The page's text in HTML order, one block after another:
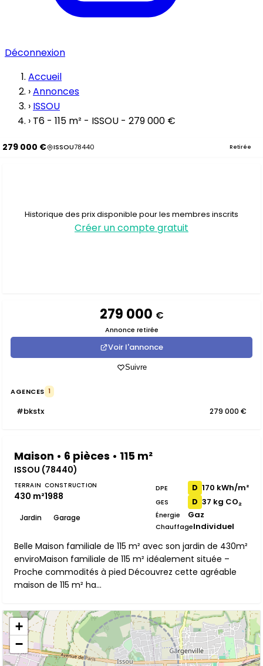
Déconnexion
Accueil
›Annonces
› ISSOU
› T6 - 115 m² - ISSOU - 279 000 €
279 000 € ISSOU78440 Retirée
Historique des prix disponible pour les membres inscrits
Créer un compte gratuit
279 000 €
Annonce retirée
Voir l'annonce
Suivre
AGENCES 1
#bkstx 279 000 €
Maison • 6 pièces • 115 m²
ISSOU (78440)
TERRAIN
430 m²
CONSTRUCTION
1988
Jardin Garage
DPE D 170 kWh/m²
GES D 37 kg CO₂
Énergie Gaz
ChauffageIndividuel
Belle Maison familiale de 115 m² avec son jardin de 430m²
enviroMaison familiale de 115 m² idéalement située –
Proche commodités à pied Découvrez cette agréable
maison de 115 m² ha...
+
−